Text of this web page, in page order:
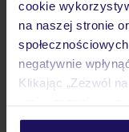
cookie
na naszej stronie
negatywnie
Klikając „Zezwól
personalizować
Ważne